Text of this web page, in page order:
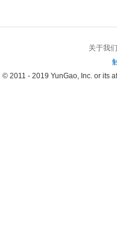
关于我们
© 2011 - 2019 YunGao, Inc. or its